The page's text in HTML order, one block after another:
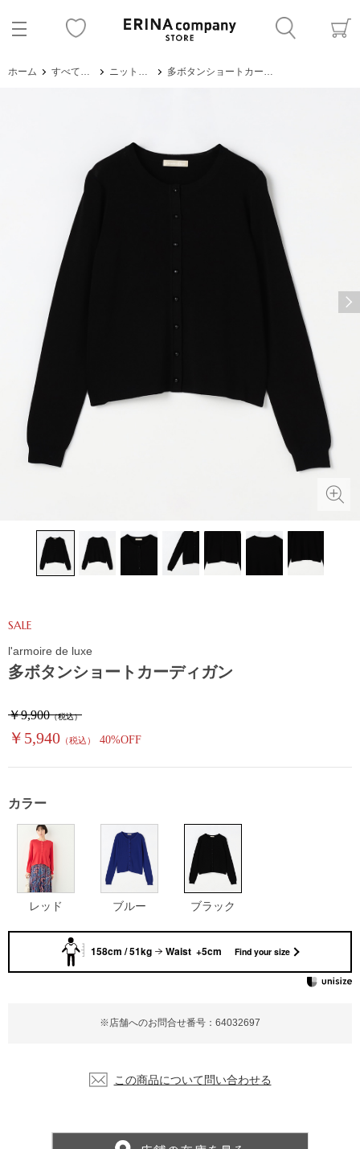
ホーム すべてのアイテム ニット・セーター 多ボタンショートカーディガン
多ボタンショートカーディガン
SALE
￥9,900（税込）
￥5,940 （税込） 40%OFF
※店舗へのお問合せ番号：64032697
l'armoire de luxe
カラー
レッド ブルー ブラック
この商品について問い合わせる
158cm / 51kg Waist +5cm Find your size